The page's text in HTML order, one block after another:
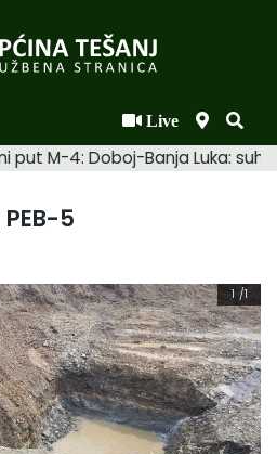
Live
M-4: Doboj-Banja Luka:
5
1 /1